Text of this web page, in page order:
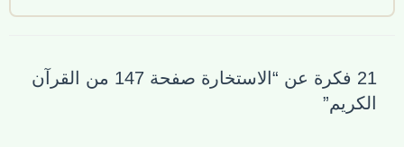
21 فكرة عن “الاستخارة صفحة 147 من القرآن
الكريم”